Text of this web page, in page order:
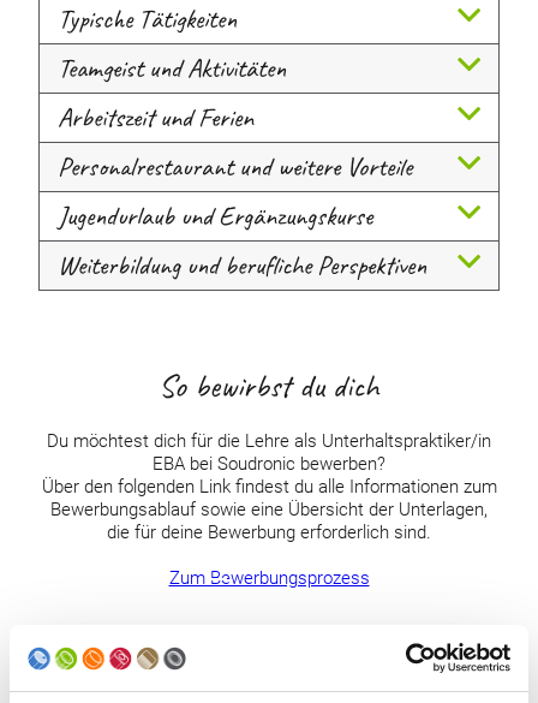
Typische Tätigkeiten
Teamgeist und Aktivitäten
Arbeitszeit und Ferien
Personalrestaurant und weitere Vorteile
Jugendurlaub und Ergänzungskurse
Weiterbildung und berufliche Perspektiven
So bewirbst du dich
Du möchtest dich für die Lehre als Unterhaltspraktiker/in
EBA bei Soudronic bewerben?
Über den folgenden Link findest du alle Informationen zum
Bewerbungsablauf sowie eine Übersicht der Unterlagen,
die für deine Bewerbung erforderlich sind.
Zum Bewerbungsprozess